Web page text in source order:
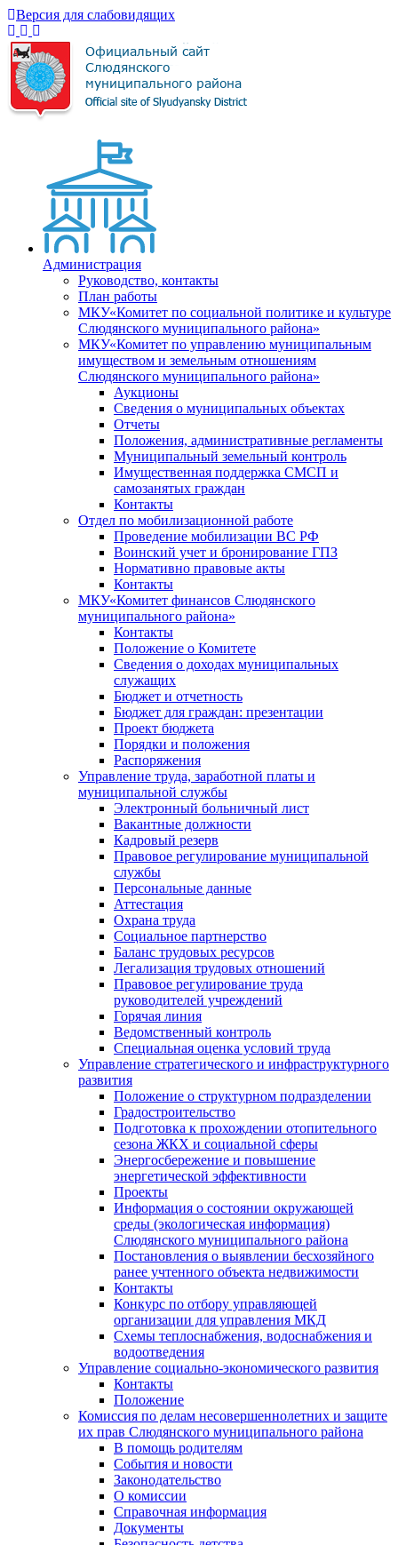
Версия для слабовидящих
Администрация
Руководство, контакты
План работы
МКУ«Комитет по социальной политике и культуре
Слюдянского муниципального района»
МКУ«Комитет по управлению муниципальным
имуществом и земельным отношениям
Слюдянского муниципального района»
Аукционы
Сведения о муниципальных объектах
Отчеты
Положения, административные регламенты
Муниципальный земельный контроль
Имущественная поддержка СМСП и
самозанятых граждан
Контакты
Отдел по мобилизационной работе
Проведение мобилизации ВС РФ
Воинский учет и бронирование ГПЗ
Нормативно правовые акты
Контакты
МКУ«Комитет финансов Слюдянского
муниципального района»
Контакты
Положение о Комитете
Сведения о доходах муниципальных
служащих
Бюджет и отчетность
Бюджет для граждан: презентации
Проект бюджета
Порядки и положения
Распоряжения
Управление труда, заработной платы и
муниципальной службы
Электронный больничный лист
Вакантные должности
Кадровый резерв
Правовое регулирование муниципальной
службы
Персональные данные
Аттестация
Охрана труда
Социальное партнерство
Баланс трудовых ресурсов
Легализация трудовых отношений
Правовое регулирование труда
руководителей учреждений
Горячая линия
Ведомственный контроль
Специальная оценка условий труда
Управление стратегического и инфраструктурного
развития
Положение о структурном подразделении
Градостроительство
Подготовка к прохождении отопительного
сезона ЖКХ и социальной сферы
Энергосбережение и повышение
энергетической эффективности
Проекты
Информация о состоянии окружающей
среды (экологическая информация)
Слюдянского муниципального района
Постановления о выявлении бесхозяйного
ранее учтенного объекта недвижимости
Контакты
Конкурс по отбору управляющей
организации для управления МКД
Схемы теплоснабжения, водоснабжения и
водоотведения
Управление социально-экономического развития
Контакты
Положение
Комиссия по делам несовершеннолетних и защите
их прав Слюдянского муниципального района
В помощь родителям
События и новости
Законодательство
О комиссии
Справочная информация
Документы